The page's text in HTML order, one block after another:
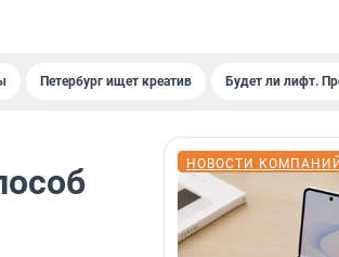
Петербург ищет креатив Будет ли лифт.
НОВОСТИ КОМПАНИЙ